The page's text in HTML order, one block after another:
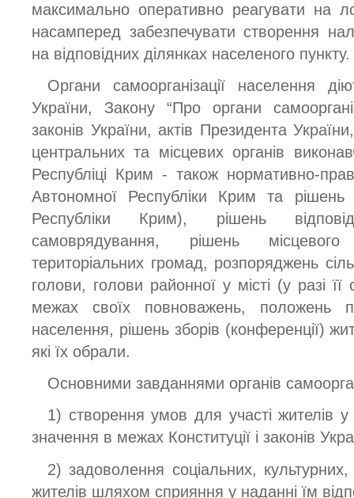
максимально оперативно реагувати на
насамперед забезпечувати створення
на відповідних ділянках населеного пункту.
Органи самоорганізації населення
України, Закону “Про органи
законів України, актів Президента
центральних та місцевих органів
Республіці Крим - також нормативно-
Автономної Республіки Крим та рішень
Республіки Крим), рішень
самоврядування, рішень
територіальних громад, розпоряджень
голови, голови районної у місті (у разі
межах своїх повноважень, положень
населення, рішень зборів (конференції)
які їх обрали.
Основними завданнями органів
1) створення умов для участі жителів у
значення в межах Конституції і законів
2) задоволення соціальних,
жителів шляхом сприяння у наданні їм